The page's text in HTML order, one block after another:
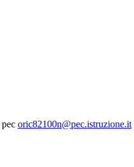
pec oric82100n@pec.istruzione.it